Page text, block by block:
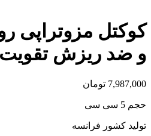
کوکتل مزوتراپی
و ضد ریزش
7,987,000 تومان
حجم 5 سی سی
تولید کشور فرانسه